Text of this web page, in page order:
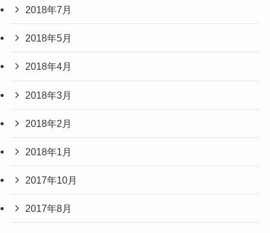
2018年7月
2018年5月
2018年4月
2018年3月
2018年2月
2018年1月
2017年10月
2017年8月